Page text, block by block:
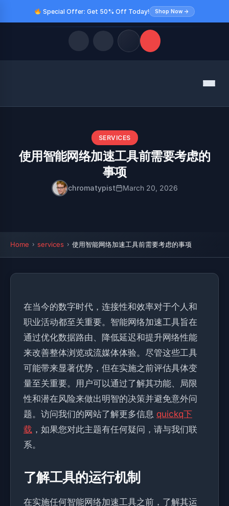
Special Offer: Get 50% Off Today! Shop Now →
Menu
SERVICES
使用智能网络加速工具前需要考虑的
事项
chromatypist March 20, 2026
Home services 使用智能网络加速工具前需要考虑的事项
在当今的数字时代，连接性和效率对于个人和
职业活动都至关重要。智能网络加速工具旨在
通过优化数据路由、降低延迟和提升网络性能
来改善整体浏览或流媒体体验。尽管这些工具
可能带来显著优势，但在实施之前评估具体变
量至关重要。用户可以通过了解其功能、局限
性和潜在风险来做出明智的决策并避免意外问
题。访问我们的网站了解更多信息 quickq下
载 ，如果您对此主题有任何疑问，请与我们联
系。
了解工具的运行机制
在实施任何智能网络加速工具之前，了解其运